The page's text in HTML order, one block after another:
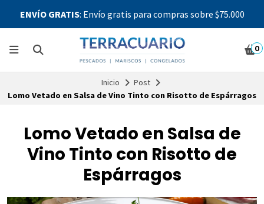
ENVÍO GRATIS: Envío gratis para compras sobre $75.000
0
Inicio
Post
Lomo Vetado en Salsa de Vino Tinto con Risotto de Espárragos
Lomo Vetado en Salsa de
Vino Tinto con Risotto de
Espárragos